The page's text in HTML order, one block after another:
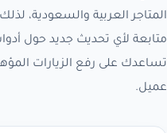
المتاجر العربية والسعودية،
متابعة لأي تحديث جديد حول
تساعدك على رفع الزيارات
عميل.